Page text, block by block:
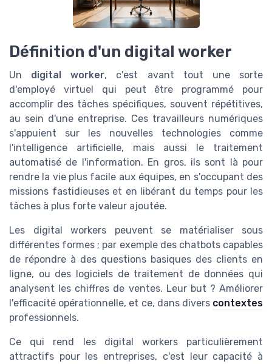
Définition d'un digital worker
Un digital worker, c'est avant tout une sorte
d'employé virtuel qui peut être programmé pour
accomplir des tâches spécifiques, souvent répétitives,
au sein d'une entreprise. Ces travailleurs numériques
s'appuient sur les nouvelles technologies comme
l'intelligence artificielle, mais aussi le traitement
automatisé de l'information. En gros, ils sont là pour
rendre la vie plus facile aux équipes, en s'occupant des
missions fastidieuses et en libérant du temps pour les
tâches à plus forte valeur ajoutée.
Les digital workers peuvent se matérialiser sous
différentes formes ; par exemple des chatbots capables
de répondre à des questions basiques des clients en
ligne, ou des logiciels de traitement de données qui
analysent les chiffres de ventes. Leur but ? Améliorer
l'efficacité opérationnelle, et ce, dans divers contextes
professionnels.
Ce qui rend les digital workers particulièrement
attractifs pour les entreprises, c'est leur capacité à